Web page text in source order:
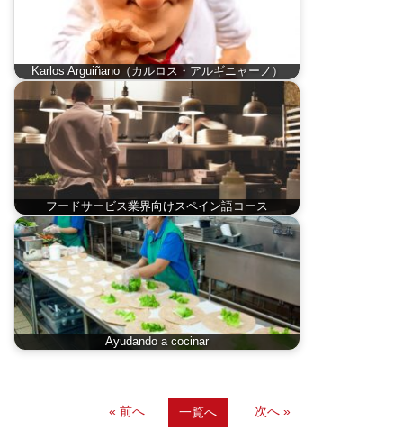
Karlos Arguiñano（カルロス・アルギニャーノ）
フードサービス業界向けスペイン語コース
Ayudando a cocinar
« 前へ 一覧へ 次へ »